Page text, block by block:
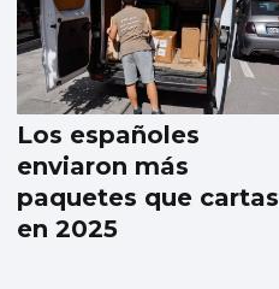
ArteAldea convierte
Covelo en escenario
internacional
Los españoles
enviaron más
paquetes que cartas
en 2025